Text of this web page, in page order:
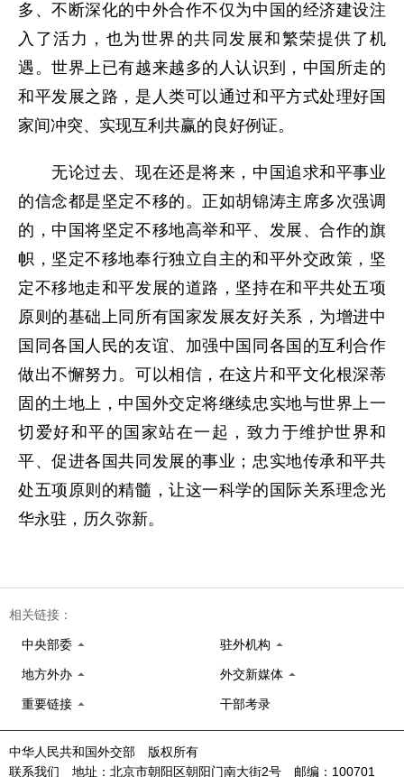
多、不断深化的中外合作不仅为中国的经济建设注
入了活力，也为世界的共同发展和繁荣提供了机
遇。世界上已有越来越多的人认识到，中国所走的
和平发展之路，是人类可以通过和平方式处理好国
家间冲突、实现互利共赢的良好例证。
无论过去、现在还是将来，中国追求和平事业
的信念都是坚定不移的。正如胡锦涛主席多次强调
的，中国将坚定不移地高举和平、发展、合作的旗
帜，坚定不移地奉行独立自主的和平外交政策，坚
定不移地走和平发展的道路，坚持在和平共处五项
原则的基础上同所有国家发展友好关系，为增进中
国同各国人民的友谊、加强中国同各国的互利合作
做出不懈努力。可以相信，在这片和平文化根深蒂
固的土地上，中国外交定将继续忠实地与世界上一
切爱好和平的国家站在一起，致力于维护世界和
平、促进各国共同发展的事业；忠实地传承和平共
处五项原则的精髓，让这一科学的国际关系理念光
华永驻，历久弥新。
相关链接：
中央部委 驻外机构
地方外办 外交新媒体
重要链接 干部考录
中华人民共和国外交部 版权所有
联系我们 地址：北京市朝阳区朝阳门南大街2号 邮编：100701